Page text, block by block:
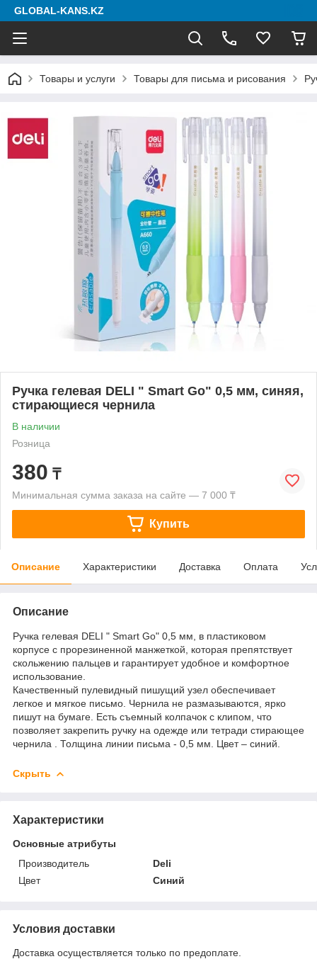
GLOBAL-KANS.KZ
Товары и услуги Товары для письма и рисования
Ручка гелевая DELI " Smart Go" 0,5 мм, синяя,
стирающиеся чернила
В наличии
Розница
380 ₸
Минимальная сумма заказа на сайте — 7 000 ₸
Купить
Описание Характеристики Доставка Оплата
Описание
Ручка гелевая DELI " Smart Go" 0,5 мм, в пластиковом
корпусе с прорезиненной манжеткой, которая препятствует
скольжению пальцев и гарантирует удобное и комфортное
использование.
Качественный пулевидный пишущий узел обеспечивает
легкое и мягкое письмо. Чернила не размазываются, ярко
пишут на бумаге. Есть съемный колпачок с клипом, что
позволяет закрепить ручку на одежде или тетради стирающее
чернила . Толщина линии письма - 0,5 мм. Цвет – синий.
Скрыть
Характеристики
Основные атрибуты
Производитель
Deli
Цвет
Синий
Условия доставки
Доставка осуществляется только по предоплате.